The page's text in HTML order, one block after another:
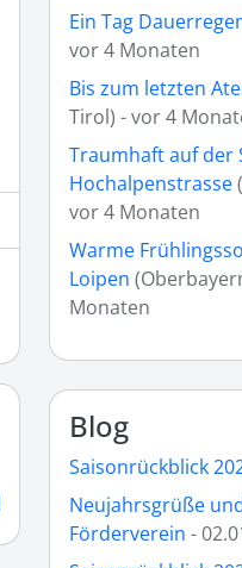
Ein Tag
vor 4 Monaten
Bis zum letzten
Tirol) - vor 4
Traumhaft auf der
Hochalpenstrasse
vor 4 Monaten
Warme
Loipen
Monaten
Blog
Saisonrückblick
Neujahrsgrüße
Förderverein -